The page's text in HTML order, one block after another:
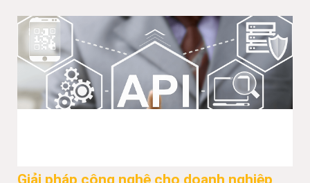
Giải pháp công nghệ cho doanh nghiệp